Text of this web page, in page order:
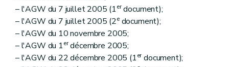
– l'AGW du 7 juillet 2005 (1erdocument);
– l'AGW du 7 juillet 2005 (2edocument);
– l'AGW du 10 novembre 2005;
– l'AGW du 1erdécembre 2005;
– l'AGW du 22 décembre 2005 (1erdocument);